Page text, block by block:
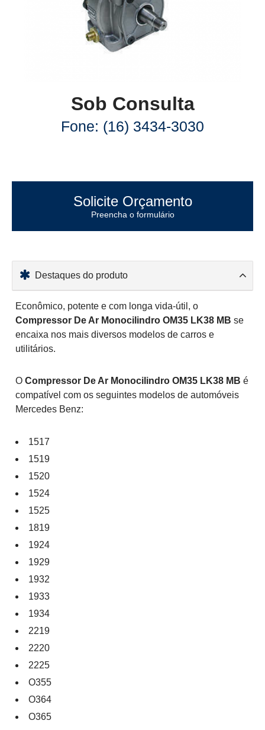
Sob Consulta
Fone: (16) 3434-3030
Solicite Orçamento
Preencha o formulário
Destaques do produto
Econômico, potente e com longa vida-útil, o
Compressor De Ar Monocilindro OM35 LK38 MB se
encaixa nos mais diversos modelos de carros e
utilitários.
O Compressor De Ar Monocilindro OM35 LK38 MB é
compatível com os seguintes modelos de automóveis
Mercedes Benz:
1517
1519
1520
1524
1525
1819
1924
1929
1932
1933
1934
2219
2220
2225
O355
O364
O365